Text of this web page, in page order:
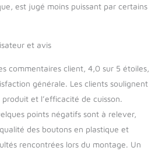
est jugé moins puissant par certains
et avis
commentaires client, 4,0 sur 5 étoiles,
générale. Les clients soulignent
produit et l’efficacité de cuisson.
points négatifs sont à relever,
des boutons en plastique et
rencontrées lors du montage. Un